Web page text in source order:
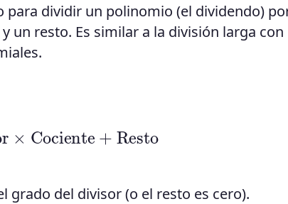
para dividir un polinomio (el dividendo)
un resto. Es similar a la división larga con
×Cociente+ Resto
grado del divisor (o el resto es cero).